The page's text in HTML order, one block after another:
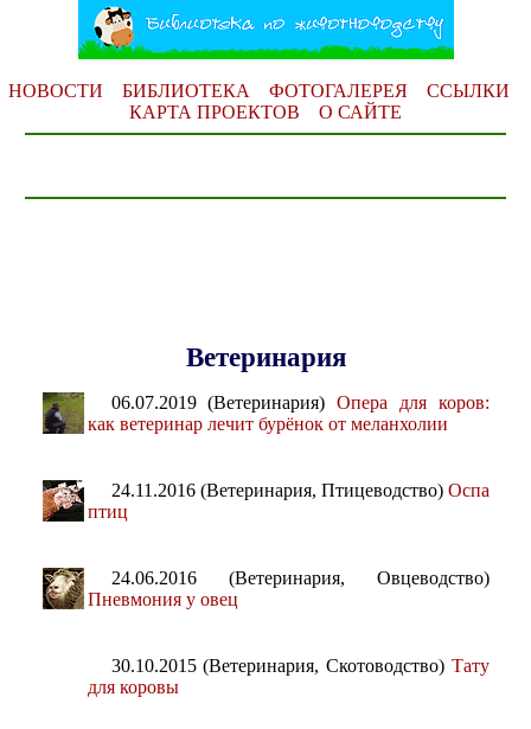
НОВОСТИ БИБЛИОТЕКА ФОТОГАЛЕРЕЯ
ССЫЛКИ
КАРТА ПРОЕКТОВ
О САЙТЕ
Ветеринария
06.07.2019 (Ветеринария) Опера для коров:
как ветеринар лечит бурёнок от меланхолии
24.11.2016 (Ветеринария, Птицеводство) Оспа
птиц
24.06.2016 (Ветеринария, Овцеводство)
Пневмония у овец
30.10.2015 (Ветеринария, Скотоводство) Тату
для коровы